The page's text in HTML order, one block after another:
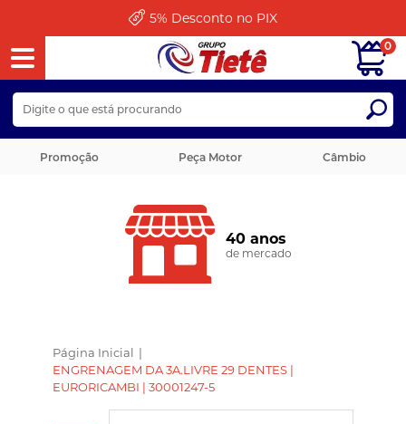
5% Desconto no PIX
Promoção Peça Motor Câmbio
0
40 anos
de mercado
Página Inicial |
ENGRENAGEM DA 3A.LIVRE 29 DENTES |
EURORICAMBI | 30001247-5